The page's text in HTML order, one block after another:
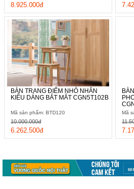
8.925.000đ
BÀN TRANG ĐIỂM NHỎ NHẮN
KIỂU DÁNG BẮT MẮT CGN5T102B
Mã sản phẩm: BTD120
6.262.500đ
10.000.000đ
Mã